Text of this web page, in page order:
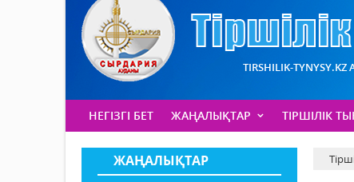
TIRSHILIK-
НЕГІЗГІ БЕТ ЖАҢАЛЫҚТАР ТІРШІЛІК
ЖАҢАЛЫҚТАР